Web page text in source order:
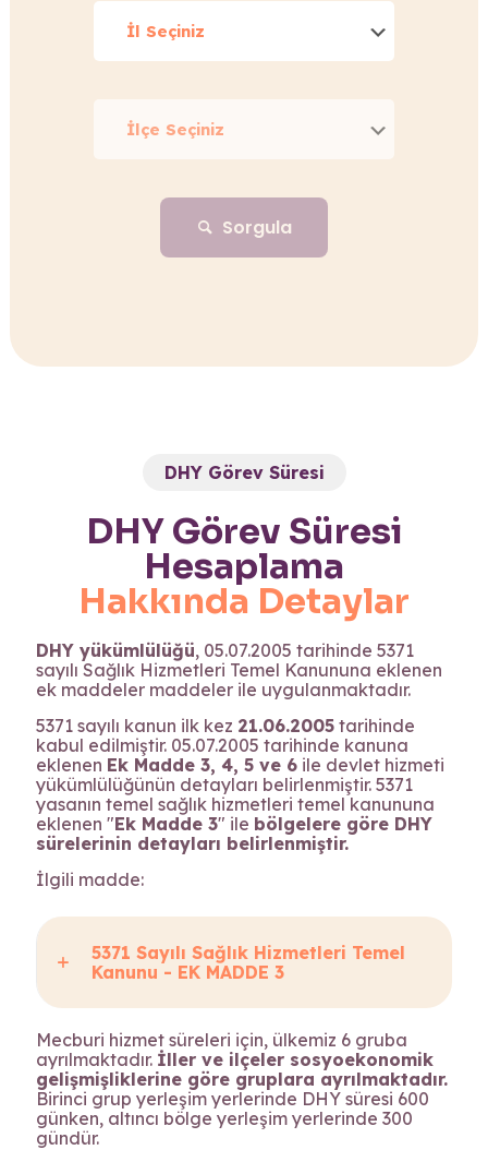
Sorgula
DHY Görev Süresi
DHY Görev Süresi
Hesaplama
Hakkında Detaylar
DHY yükümlülüğü, 05.07.2005 tarihinde 5371
sayılı Sağlık Hizmetleri Temel Kanununa eklenen
ek maddeler maddeler ile uygulanmaktadır.
5371 sayılı kanun ilk kez 21.06.2005 tarihinde
kabul edilmiştir. 05.07.2005 tarihinde kanuna
eklenen Ek Madde 3, 4, 5 ve 6 ile devlet hizmeti
yükümlülüğünün detayları belirlenmiştir. 5371
yasanın temel sağlık hizmetleri temel kanununa
eklenen "Ek Madde 3" ile bölgelere göre DHY
sürelerinin detayları belirlenmiştir.
İlgili madde:
5371 Sayılı Sağlık Hizmetleri Temel
Kanunu - EK MADDE 3
Mecburi hizmet süreleri için, ülkemiz 6 gruba
ayrılmaktadır. İller ve ilçeler sosyoekonomik
gelişmişliklerine göre gruplara ayrılmaktadır.
Birinci grup yerleşim yerlerinde DHY süresi 600
günken, altıncı bölge yerleşim yerlerinde 300
gündür.